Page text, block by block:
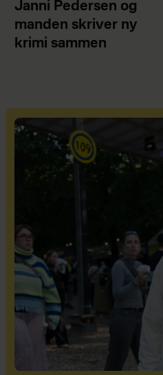
Janni Pedersen og
manden skriver ny
krimi sammen